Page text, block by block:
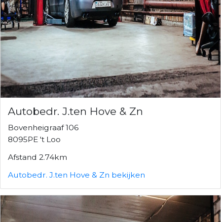
Autobedr. J.ten Hove & Zn
Bovenheigraaf 106
8095PE 't Loo
Afstand 2.74km
Autobedr. J.ten Hove & Zn bekijken